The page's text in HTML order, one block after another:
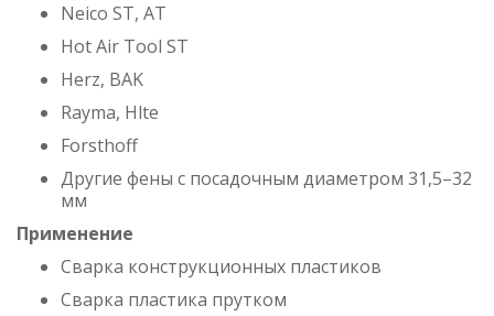
Neico ST, AT
Hot Air Tool ST
Herz, BAK
Rayma, Hlte
Forsthoff
Другие фены с посадочным диаметром 31,5–32
мм
Применение
Сварка конструкционных пластиков
Сварка пластика прутком